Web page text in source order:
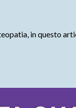
in questo